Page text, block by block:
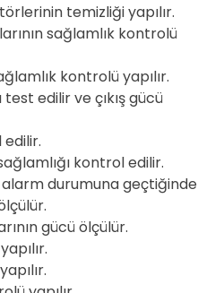
temizliği yapılır.
sağlamlık kontrolü
kontrolü yapılır.
test edilir ve çıkış gücü
edilir.
kontrol edilir.
durumuna geçtiğinde
gücü ölçülür.